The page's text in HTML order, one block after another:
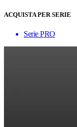
ACQUISTA PER SERIE
Serie PRO